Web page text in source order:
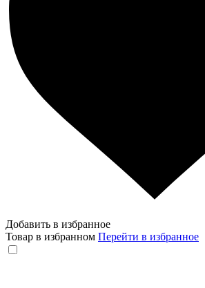
Добавить в избранное
Товар в избранном Перейти в избранное